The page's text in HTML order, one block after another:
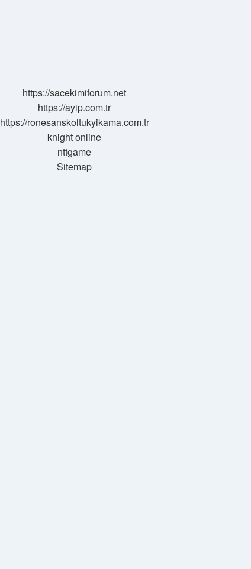
https://sacekimiforum.net
https://ayip.com.tr
https://ronesanskoltukyikama.com.tr
knight online
nttgame
Sitemap